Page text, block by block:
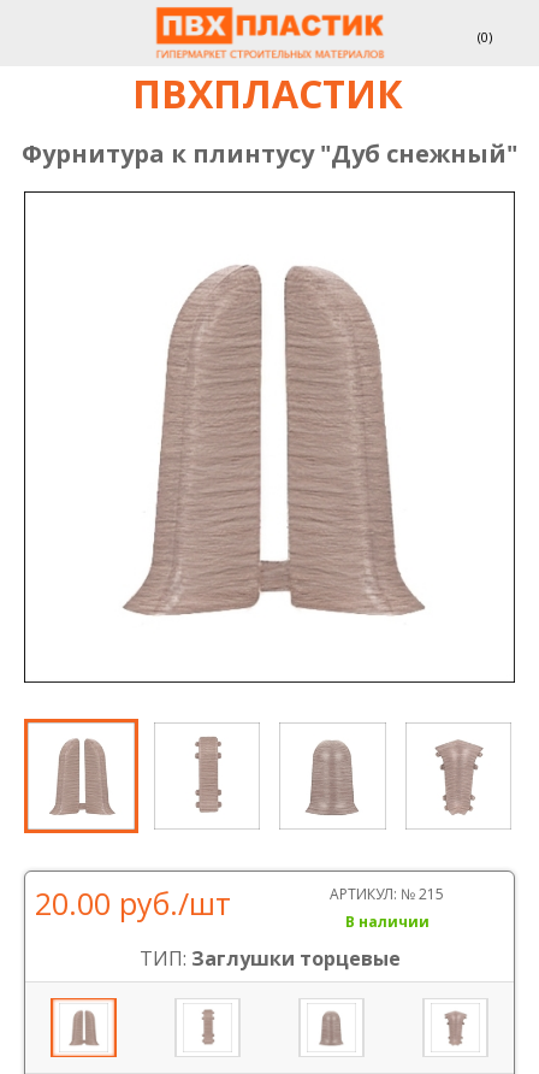
(0)
ПВХПЛАСТИК
Фурнитура к плинтусу "Дуб снежный"
20.00 руб./шт АРТИКУЛ: № 215
В наличии
ТИП: Заглушки торцевые